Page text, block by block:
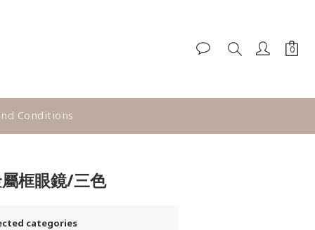
Conditions
框眼鏡/三色
categories